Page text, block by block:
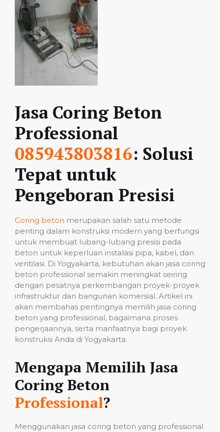
Jasa Coring Beton
Professional
085943803816: Solusi
Tepat untuk
Pengeboran Presisi
Coring beton merupakan salah satu metode
penting dalam konstruksi modern yang berfungsi
untuk membuat lubang-lubang presisi pada
beton untuk keperluan instalasi pipa, kabel, dan
ventilasi. Di Yogyakarta, kebutuhan akan jasa coring
beton professional semakin meningkat seiring
dengan pesatnya perkembangan proyek-proyek
infrastruktur dan bangunan komersial. Artikel ini
akan membahas pentingnya memilih jasa coring
beton yang professional, bagaimana proses
pengerjaannya, serta manfaatnya bagi proyek
konstruksi Anda di Yogyakarta.
Mengapa Memilih Jasa
Coring Beton
Professional?
Menggunakan jasa coring beton yang professional